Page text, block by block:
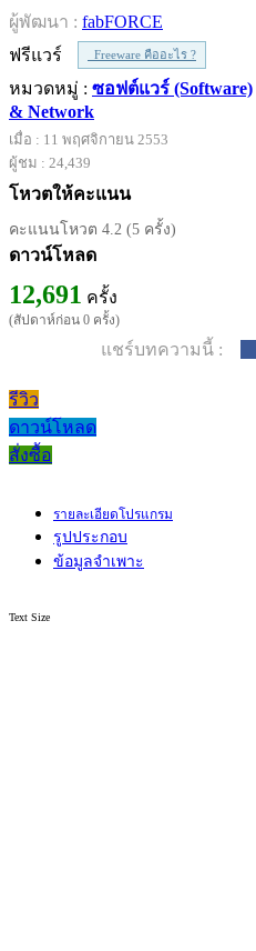
ผู้พัฒนา : fabFORCE
ฟรีแวร์
Freeware คืออะไร ?
หมวดหมู่ : ซอฟต์แวร์ (Software)
& Network
เมื่อ : 11 พฤศจิกายน 2553
ผู้ชม : 24,439
โหวตให้คะแนน
คะแนนโหวต 4.2 (5 ครั้ง)
ดาวน์โหลด
12,691 ครั้ง
(สัปดาห์ก่อน 0 ครั้ง)
แชร์บทความนี้ :
รีวิว
ดาวน์โหลด
สั่งซื้อ
รายละเอียดโปรแกรม
รูปประกอบ
ข้อมูลจำเพาะ
Text Size